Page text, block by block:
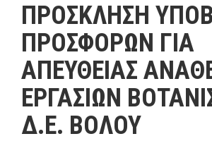
ΠΡΟΣΚΛΗΣΗ
ΠΡΟΣΦΟΡΩΝ ΓΙΑ
ΑΠΕΥΘΕΙΑΣ
ΕΡΓΑΣΙΩΝ
Δ.Ε. ΒΟΛΟΥ